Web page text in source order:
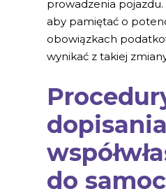
prowadzenia
aby pamiętać o
obowiązkach
wynikać z takiej
dopisania
do